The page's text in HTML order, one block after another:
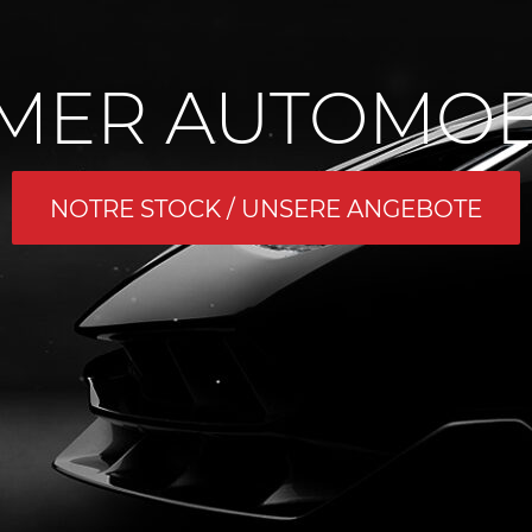
NOTRE STOCK / UNSERE ANGEBOTE